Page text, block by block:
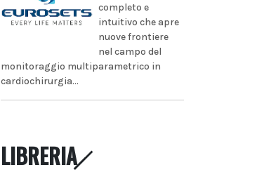
completo e
intuitivo che apre
nuove frontiere
nel campo del
monitoraggio multiparametrico in
cardiochirurgia...
LIBRERIA